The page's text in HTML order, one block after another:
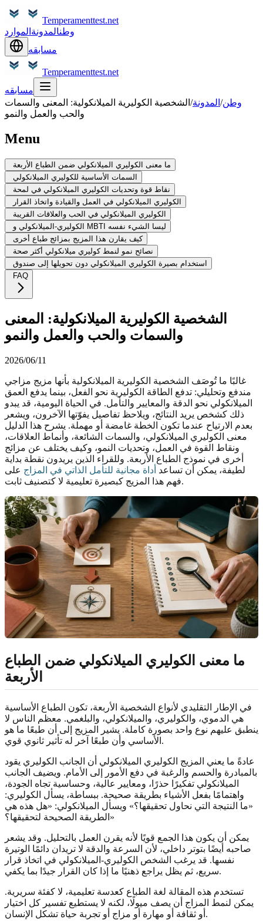
Temperamenttest.net
وطنالمدونة الموارد
مسابقه
Temperamenttest.net
مسابقه
وطن/ المدونة/ الشخصية الكوليرية الميلانكولية: المعنى والسمات
والحب والعمل والنمو
Menu
ما معنى الكوليري الميلانكولي ضمن الطباع الأربعة
السمات الأساسية للكوليري الميلانكولي
نقاط قوة وتحديات الكوليري الميلانكولي في لمحة
الكوليري الميلانكولي في العمل والقيادة واتخاذ القرار
الكوليري الميلانكولي في الحب والعلاقات القريبة
الكوليري-الميلانكولي و MBTI ليسا الشيء نفسه
كيف يقارن هذا المزيج بمزائج طباع أخرى
نصائح نمو لنمط كوليري ميلانكولي أكثر صحة
استخدام بصيرة الكوليري الميلانكولي دون تحويلها إلى صندوق
FAQ
الشخصية الكوليرية الميلانكولية: المعنى
والسمات والحب والعمل والنمو
2026/06/11
غالبًا ما تُوصَف الشخصية الكوليرية الميلانكولية بأنها مزيج مزاجي
مندفع وتحليلي: تدفع الطاقة الكوليرية نحو الفعل، بينما يدفع العمق
الميلانكولي نحو الدقة والمعايير والتأمل. في الحياة اليومية، قد يبدو
ذلك كشخص يريد النتائج، ويلاحظ تفاصيل يفوّتها الآخرون، ويشعر
بعدم الارتياح عندما تكون الخطة غامضة أو مهملة. يشرح هذا الدليل
معنى الكوليري الميلانكولي، والسمات الشائعة، وأنماط العلاقات،
ونقاط القوة في العمل، وتحديات النمو، وكيف يختلف عن مزائج
أخرى في نموذج الطباع الأربعة. وللقراء الذين يريدون نقطة بداية
لطيفة، يمكن أن تساعد أداة مجانية للتأمل الذاتي في المزاج على
فهم هذا المزيج كبصيرة تعليمية لا كتصنيف ثابت.
ما معنى الكوليري الميلانكولي ضمن الطباع
الأربعة
في الإطار التقليدي لأنواع الشخصية الأربعة، تكون الطباع الأساسية
هي الدموي، والكوليري، والميلانكولي، والبلغمي. معظم الناس لا
ينطبق عليهم نوع واحد بصورة كاملة. يشير المزيج إلى أن طبعًا ما هو
الأساسي وأن طبعًا آخر له تأثير ثانوي قوي.
عادةً ما يعني المزيج الكوليري الميلانكولي أن الجانب الكوليري يقود
بالمبادرة والحسم والرغبة في دفع الأمور إلى الأمام. ويضيف الجانب
الميلانكولي تفكيرًا حذرًا، ومعايير عالية، وحساسية تجاه الجودة،
واهتمامًا بفعل الأشياء بطريقة صحيحة. ببساطة، يسأل الكوليري:
«ما النتيجة التي نحاول تحقيقها؟» ويسأل الميلانكولي: «هل هذه هي
الطريقة الصحيحة لتحقيقها؟»
يمكن أن يكون هذا الجمع قويًا لأنه يقرن العمل بالتحليل. وقد يشعر
صاحبه أيضًا بتوتر داخلي، لأن السرعة والدقة لا تريدان دائمًا الوتيرة
نفسها. قد يرغب الشخص الكوليري-الميلانكولي في اتخاذ قرار
سريع، ثم يظل يراجع ذهنيًا ما إذا كان القرار جيدًا بما يكفي.
تستخدم هذه المقالة لغة الطباع كعدسة تعليمية، لا كفئة سريرية.
يمكن لنمط المزاج أن يصف ميولًا، لكنه لا يستطيع تفسير كل اختيار
أو ثقافة أو مهارة أو مزاج أو تجربة حياة تشكل الإنسان.